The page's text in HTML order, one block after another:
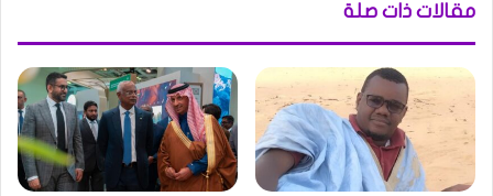
مقالات ذات صلة